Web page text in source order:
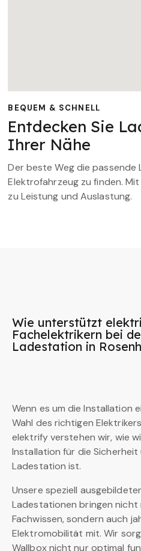
BEQUEM & SCHNELL
Entdecken Sie
Ihrer Nähe
Der beste Weg die passende
Elektrofahrzeug zu finden.
zu Leistung und Auslastung.
Wie unterstützt
Fachelektrikern bei
Ladestation in
Wenn es um die Installation
Wahl des richtigen
elektrify verstehen wir, wie
Installation für die Sicherheit
Ladestation ist.
Unsere speziell
Ladestationen bringen nicht
Fachwissen, sondern auch
Elektromobilität mit. Wir
Wallbox nicht nur optimal